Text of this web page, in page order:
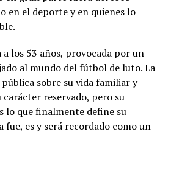
en el deporte y en quienes lo
los 53 años, provocada por un
al mundo del fútbol de luto. La
sobre su vida familiar y
reservado, pero su
lo que finalmente define su
fue, es y será recordado como un